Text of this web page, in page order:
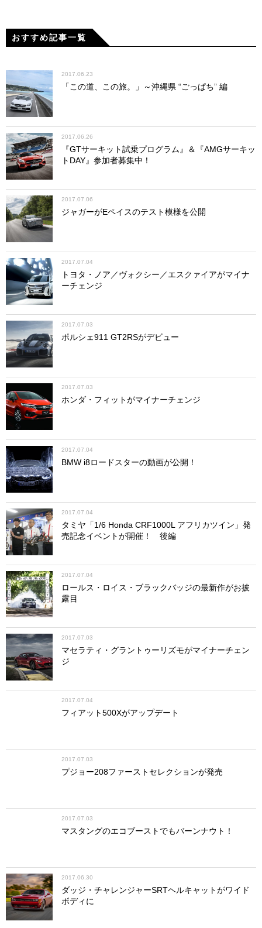
おすすめ記事一覧
2017.06.23
「この道、この旅。」～沖縄県 “ごっぱち” 編
2017.06.26
『GTサーキット試乗プログラム』＆『AMGサーキッ
トDAY』参加者募集中！
2017.07.06
ジャガーがEペイスのテスト模様を公開
2017.07.04
トヨタ・ノア／ヴォクシー／エスクァイアがマイナ
ーチェンジ
2017.07.03
ポルシェ911 GT2RSがデビュー
2017.07.03
ホンダ・フィットがマイナーチェンジ
2017.07.04
BMW i8ロードスターの動画が公開！
2017.07.04
タミヤ「1/6 Honda CRF1000L アフリカツイン」発
売記念イベントが開催！ 後編
2017.07.04
ロールス・ロイス・ブラックバッジの最新作がお披
露目
2017.07.03
マセラティ・グラントゥーリズモがマイナーチェン
ジ
2017.07.04
フィアット500Xがアップデート
2017.07.03
プジョー208ファーストセレクションが発売
2017.07.03
マスタングのエコブーストでもバーンナウト！
2017.06.30
ダッジ・チャレンジャーSRTヘルキャットがワイド
ボディに